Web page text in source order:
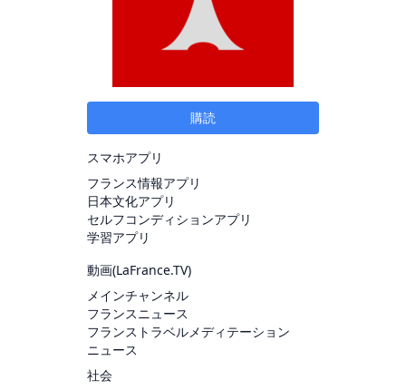
購読
スマホアプリ
フランス情報アプリ
日本文化アプリ
セルフコンディションアプリ
学習アプリ
動画(LaFrance.TV)
メインチャンネル
フランスニュース
フランストラベルメディテーション
ニュース
社会